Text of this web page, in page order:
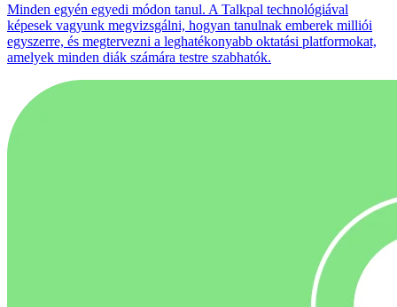
Minden egyén egyedi módon tanul. A Talkpal technológiával
képesek vagyunk megvizsgálni, hogyan tanulnak emberek milliói
egyszerre, és megtervezni a leghatékonyabb oktatási platformokat,
amelyek minden diák számára testre szabhatók.